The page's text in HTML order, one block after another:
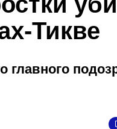
Тикве
главного